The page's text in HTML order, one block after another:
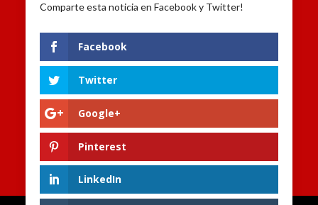
Contacto
Formulario de contacto
Canal de denuncias
Comparte esta noticia en Facebook y Twitter!
Facebook
Twitter
Google+
Pinterest
LinkedIn